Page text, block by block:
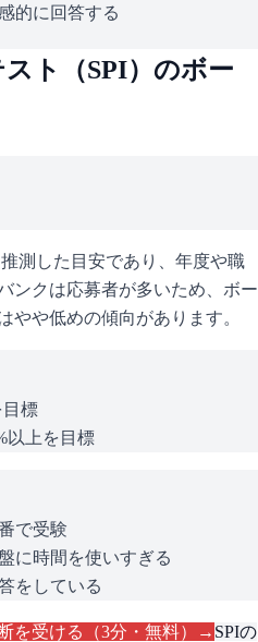
的に回答する
スト（SPI）のボー
測した目安であり、年度や職
ンクは応募者が多いため、ボー
やや低めの傾向があります。
目標
以上を目標
で受験
に時間を使いすぎる
をしている
を受ける（3分・無料）→ SPIの